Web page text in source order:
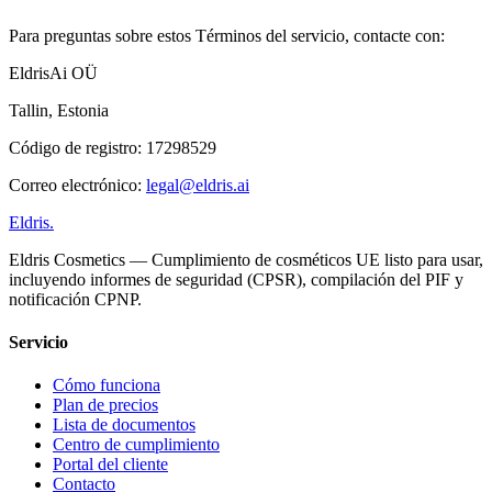
Para preguntas sobre estos Términos del servicio, contacte con:
EldrisAi OÜ
Tallin, Estonia
Código de registro: 17298529
Correo electrónico: legal@eldris.ai
Eldris.
Eldris Cosmetics — Cumplimiento de cosméticos UE listo para usar,
incluyendo informes de seguridad (CPSR), compilación del PIF y
notificación CPNP.
Servicio
Cómo funciona
Plan de precios
Lista de documentos
Centro de cumplimiento
Portal del cliente
Contacto